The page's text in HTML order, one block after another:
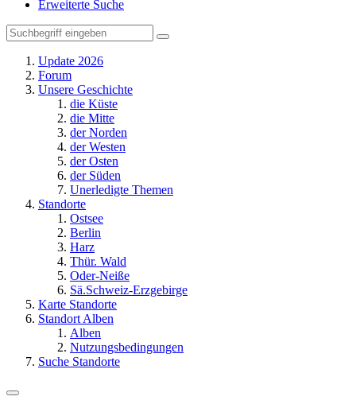
Erweiterte Suche
Update 2026
Forum
Unsere Geschichte
die Küste
die Mitte
der Norden
der Westen
der Osten
der Süden
Unerledigte Themen
Standorte
Ostsee
Berlin
Harz
Thür. Wald
Oder-Neiße
Sä.Schweiz-Erzgebirge
Karte Standorte
Standort Alben
Alben
Nutzungsbedingungen
Suche Standorte